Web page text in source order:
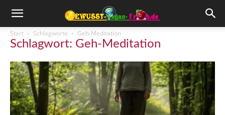
Start Schlagworte Geh-Meditation
Schlagwort: Geh-Meditation